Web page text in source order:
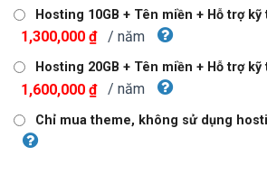
1,000,000 ₫.
là:
Hosting 10GB + Tên miền + Hỗ trợ kỹ
1,300,000 ₫ / năm
Hosting 20GB + Tên miền + Hỗ trợ kỹ
1,600,000 ₫ / năm
Chỉ mua theme, không sử dụng